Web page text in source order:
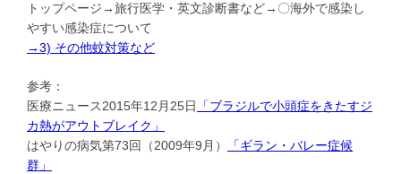
トップページ→旅行医学・英文診断書など→〇海外で感染し
やすい感染症について
→3) その他蚊対策など
参考：
医療ニュース2015年12月25日
「ブラジルで小頭症をきたすジ
カ熱がアウトブレイク」
はやりの病気第73回（2009年9月）
「ギラン・バレー症候
群」